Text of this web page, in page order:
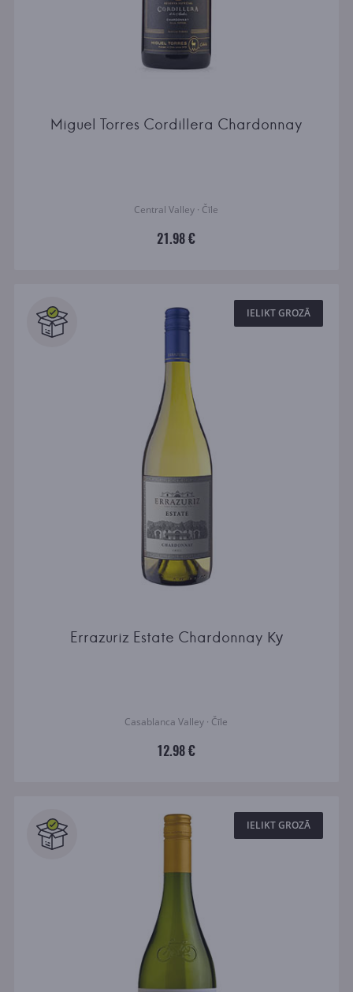
Miguel Torres Cordillera Chardonnay
Central Valley · Čīle
21.98 €
IELIKT GROZĀ
Errazuriz Estate Chardonnay Ку
Casablanca Valley · Čīle
12.98 €
IELIKT GROZĀ